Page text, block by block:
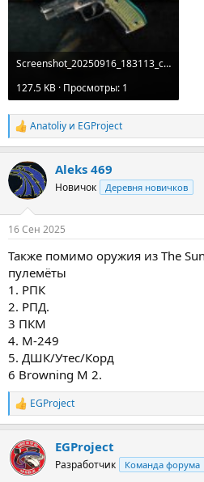
Screenshot_20250916_183113_com.agaming.thesun.origin.jpg
127.5 KB · Просмотры: 1
Р
е
к
ц
и
Anatoliy и EGProject
Aleks 469
Новичок Деревня новичков
16 Сен 2025
Также помимо оружия из The
пулемёты
1. РПК
2. РПД.
3 ПКМ
4. М-249
5. ДШК/Утес/Корд
6 Browning M 2.
Р
е
к
ц
и
EGProject
EGProject
Разработчик Команда форума